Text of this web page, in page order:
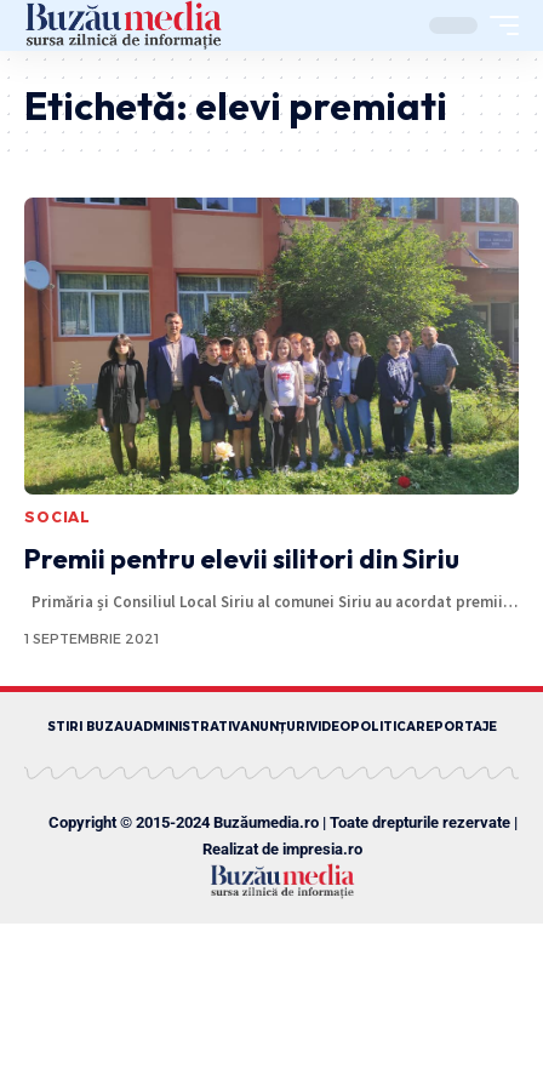
Etichetă:elevi premiati
SOCIAL
Premii pentru elevii silitori din Siriu
Primăria și Consiliul Local Siriu al comunei Siriu au acordat premii…
1 SEPTEMBRIE 2021
STIRI BUZAUADMINISTRATIVANUNȚURIVIDEOPOLITICAREPORTAJE
Copyright © 2015-2024 Buzăumedia.ro | Toate drepturile rezervate |
Realizat de impresia.ro